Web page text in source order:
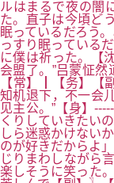
ルはまるで夜の闇
た。直子は今頃ど
眠っているだろう
っすり眠っている
に僕は祈った。
会盟了。”吕蒙怔
【常】┃【务】
知机退下，不一会
见主公。”【身】
くりしていきたい
しら迷惑かけない
のが好きだからよ
じりまわしながら
楽しそうに笑った